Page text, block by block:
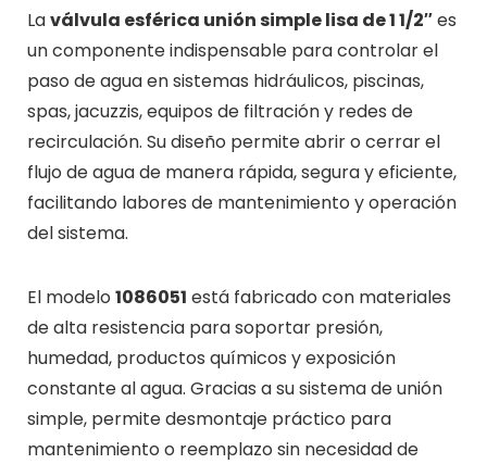
Laválvula esférica unión simple lisa de 1 1/2″es
un componente indispensable para controlar el
paso de agua en sistemas hidráulicos, piscinas,
spas, jacuzzis, equipos de filtración y redes de
recirculación. Su diseño permite abrir o cerrar el
flujo de agua de manera rápida, segura y eficiente,
facilitando labores de mantenimiento y operación
del sistema.
El modelo 1086051 está fabricado con materiales
de alta resistencia para soportar presión,
humedad, productos químicos y exposición
constante al agua. Gracias a su sistema de unión
simple, permite desmontaje práctico para
mantenimiento o reemplazo sin necesidad de